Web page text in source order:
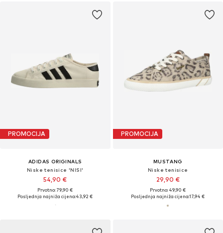
PROMOCIJA
ADIDAS ORIGINALS
Niske tenisice 'NISI'
54,90 €
Prvotno: 79,90 €
Posljednja najniža cijena:43,92 €
PROMOCIJA
MUSTANG
Niske tenisice
29,90 €
Prvotno: 49,90 €
Posljednja najniža cijena:17,94 €